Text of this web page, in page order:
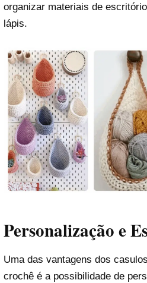
organizar materiais de
lápis.
Personalização e
Uma das vantagens dos
crochê é a possibilidade de